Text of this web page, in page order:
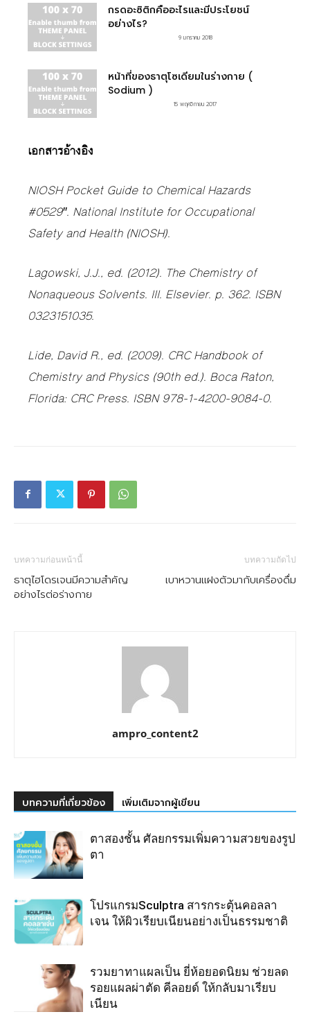
กรดอะซิติกคืออะไรและมีประโยชน์
อย่างไร?
9 มกราคม 2018
หน้าที่ของธาตุโซเดียมในร่างกาย (
Sodium )
15 พฤศจิกายน 2017
เอกสารอ้างอิง
NIOSH Pocket Guide to Chemical Hazards
#0529″. National Institute for Occupational
Safety and Health (NIOSH).
Lagowski, J.J., ed. (2012). The Chemistry of
Nonaqueous Solvents. III. Elsevier. p. 362. ISBN
0323151035.
Lide, David R., ed. (2009). CRC Handbook of
Chemistry and Physics (90th ed.). Boca Raton,
Florida: CRC Press. ISBN 978-1-4200-9084-0.
บทความก่อนหน้านี้
ธาตุไฮโดรเจนมีความสำคัญ
อย่างไรต่อร่างกาย
บทความถัดไป
เบาหวานแฝงตัวมากับเครื่องดื่ม
ampro_content2
บทความที่เกี่ยวข้อง เพิ่มเติมจากผู้เขียน
ตาสองชั้น ศัลยกรรมเพิ่มความสวยของรูป
ตา
โปรแกรมSculptra สารกระตุ้นคอลลา
เจน ให้ผิวเรียบเนียนอย่างเป็นธรรมชาติ
รวมยาทาแผลเป็น ยี่ห้อยอดนิยม ช่วยลด
รอยแผลผ่าตัด คีลอยด์ ให้กลับมาเรียบ
เนียน